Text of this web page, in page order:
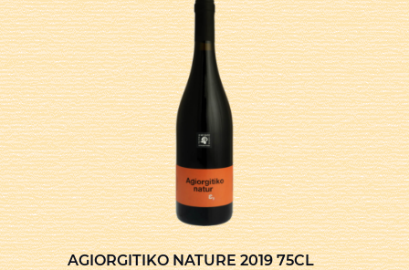
AGIORGITIKO NATURE 2019 75CL